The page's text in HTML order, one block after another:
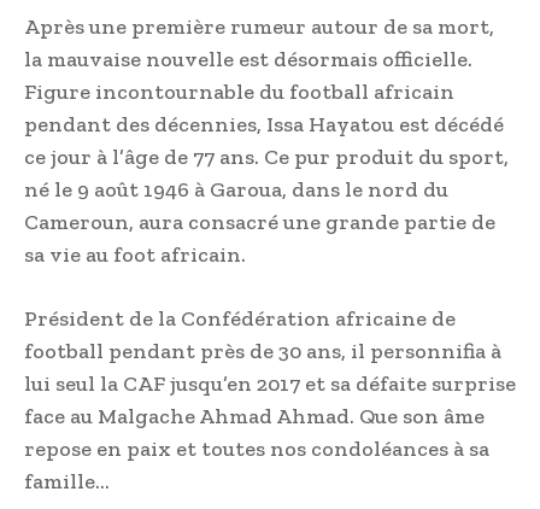
Après une première rumeur autour de sa mort,
la mauvaise nouvelle est désormais officielle.
Figure incontournable du football africain
pendant des décennies, Issa Hayatou est décédé
ce jour à l’âge de 77 ans. Ce pur produit du sport,
né le 9 août 1946 à Garoua, dans le nord du
Cameroun, aura consacré une grande partie de
sa vie au foot africain.
Président de la Confédération africaine de
football pendant près de 30 ans, il personnifia à
lui seul la CAF jusqu’en 2017 et sa défaite surprise
face au Malgache Ahmad Ahmad. Que son âme
repose en paix et toutes nos condoléances à sa
famille…